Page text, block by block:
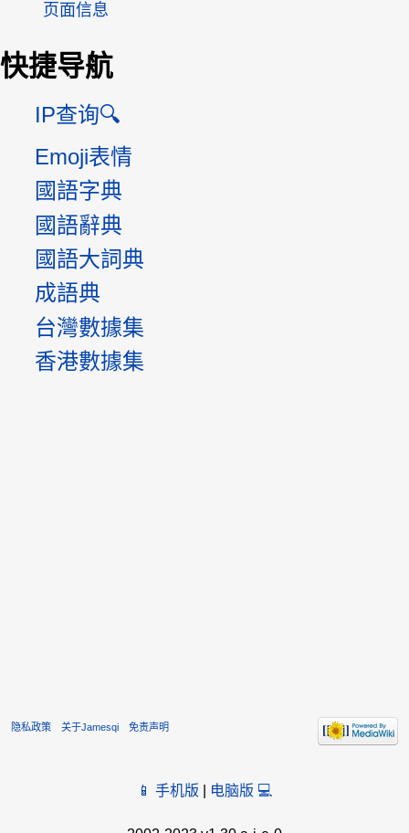
页面信息
快捷导航
IP查询🔍
Emoji表情
國語字典
國語辭典
國語大詞典
成語典
台灣數據集
香港數據集
隐私政策 关于Jamesqi 免责声明
📱 手机版 电脑版 💻